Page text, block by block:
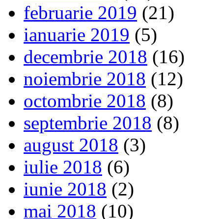
februarie 2019 (21)
ianuarie 2019 (5)
decembrie 2018 (16)
noiembrie 2018 (12)
octombrie 2018 (8)
septembrie 2018 (8)
august 2018 (3)
iulie 2018 (6)
iunie 2018 (2)
mai 2018 (10)